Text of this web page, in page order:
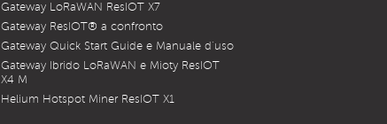
Gateway LoRaWAN ResIOT X7
Gateway ResIOT® a confronto
Gateway Quick Start Guide e Manuale d’uso
Gateway Ibrido LoRaWAN e Mioty ResIOT
X4 M
Helium Hotspot Miner ResIOT X1